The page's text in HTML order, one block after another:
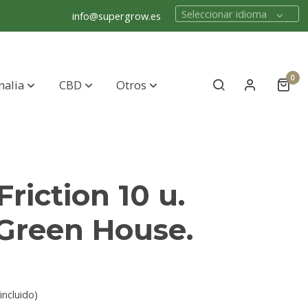
info@supergrow.es Seleccionar idioma
CBD Otros 0
10 u.
House.